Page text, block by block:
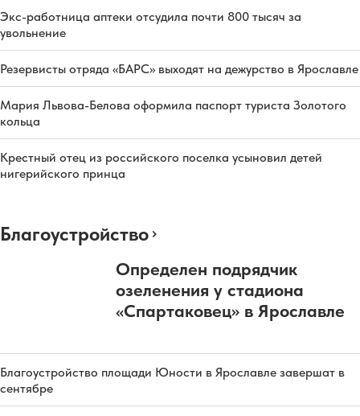
Экс-работница аптеки отсудила почти 800 тысяч за
увольнение
Резервисты отряда «БАРС» выходят на дежурство в Ярославле
Мария Львова-Белова оформила паспорт туриста Золотого
кольца
Крестный отец из российского поселка усыновил детей
нигерийского принца
Благоустройство
Определен подрядчик
озеленения у стадиона
«Спартаковец» в Ярославле
Благоустройство площади Юности в Ярославле завершат в
сентябре